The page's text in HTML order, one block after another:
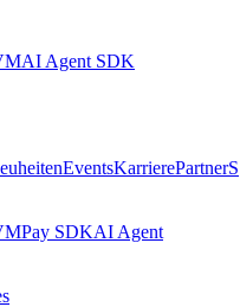
AI Agent SDK
EventsKarrierePartnerS
Pay SDKAI Agent